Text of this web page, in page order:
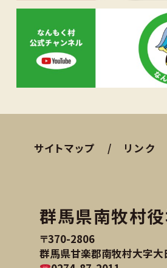
サイトマップ リンク
群馬県南牧村
〒370-2806
群馬県甘楽郡南牧村大字